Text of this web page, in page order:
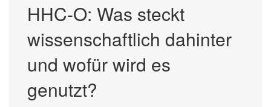
HHC-O: Was steckt
wissenschaftlich dahinter
und wofür wird es
genutzt?